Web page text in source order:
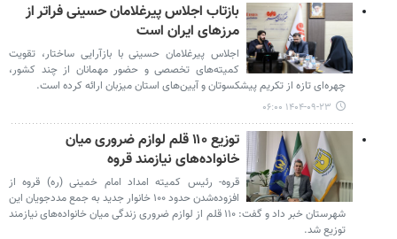
بازتاب اجلاس پیرغلامان حسینی فراتر از
مرزهای ایران است
اجلاس پیرغلامان حسینی با بازآرایی ساختار، تقویت
کمیته‌های تخصصی و حضور مهمانان از چند کشور،
چهره‌ای تازه از تکریم پیشکسوتان و آیین‌های استان میزبان ارائه کرده است.
۱۴۰۴-۰۹-۲۳ ۰۶:۰۰
توزیع ۱۱۰ قلم لوازم ضروری میان
خانواده‌های نیازمند قروه
قروه- رئیس کمیته امداد امام خمینی (ره) قروه از
افزوده‌شدن حدود ۱۰۰ خانوار جدید به جمع مددجویان این
شهرستان خبر داد و گفت: ۱۱۰ قلم از لوازم ضروری زندگی میان خانواده‌های نیازمند
توزیع شد.